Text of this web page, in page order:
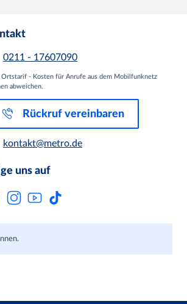
0211 - 17607090
Ortstarif - Kosten für Anrufe aus dem Mobilfunknetz
abweichen.
Rückruf vereinbaren
kontakt@metro.de
uns auf